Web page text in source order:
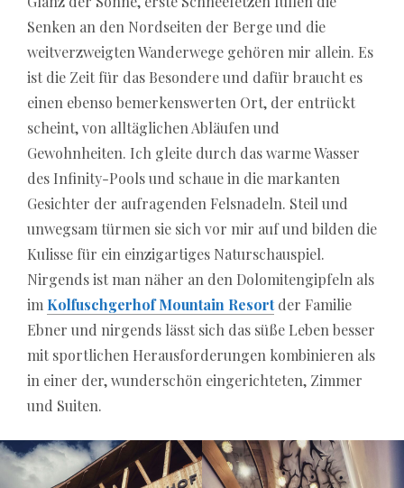
comparison helps players choose reliable providers
that combine entertainment with safety and
efficiency in the German online gaming market.
Senken an den Nordseiten der Berge und die
weitverzweigten Wanderwege gehören mir allein. Es
ist die Zeit für das Besondere und dafür braucht es
einen ebenso bemerkenswerten Ort, der entrückt
scheint, von alltäglichen Abläufen und
Gewohnheiten. Ich gleite durch das warme Wasser
des Infinity-Pools und schaue in die markanten
Gesichter der aufragenden Felsnadeln. Steil und
unwegsam türmen sie sich vor mir auf und bilden die
Kulisse für ein einzigartiges Naturschauspiel.
Nirgends ist man näher an den Dolomitengipfeln als
im Kolfuschgerhof Mountain Resortder Familie
Ebner und nirgends lässt sich das süße Leben besser
mit sportlichen Herausforderungen kombinieren als
in einer der, wunderschön eingerichteten, Zimmer
und Suiten.